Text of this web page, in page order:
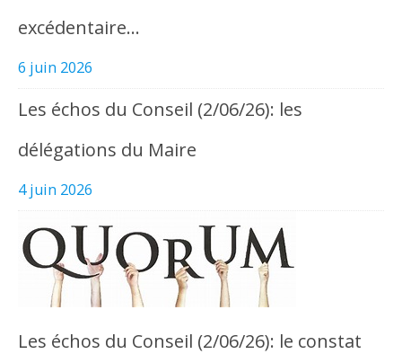
excédentaire…
6 juin 2026
Les échos du Conseil (2/06/26): les
délégations du Maire
4 juin 2026
Les échos du Conseil (2/06/26): le constat